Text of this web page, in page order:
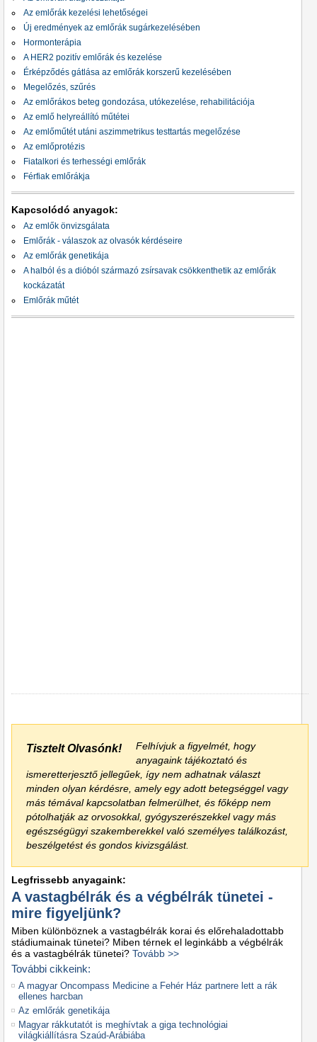
Az emlőrák kezelési lehetőségei
Új eredmények az emlőrák sugárkezelésében
Hormonterápia
A HER2 pozitív emlőrák és kezelése
Érképződés gátlása az emlőrák korszerű kezelésében
Megelőzés, szűrés
Az emlőrákos beteg gondozása, utókezelése, rehabilitációja
Az emlő helyreállító műtétei
Az emlőműtét utáni aszimmetrikus testtartás megelőzése
Az emlőprotézis
Fiatalkori és terhességi emlőrák
Férfiak emlőrákja
Kapcsolódó anyagok:
Az emlők önvizsgálata
Emlőrák - válaszok az olvasók kérdéseire
Az emlőrák genetikája
A halból és a dióból származó zsírsavak csökkenthetik az emlőrák
kockázatát
Emlőrák műtét
Tisztelt Olvasónk!
Felhívjuk a figyelmét, hogy
anyagaink tájékoztató és
ismeretterjesztő jellegűek, így nem adhatnak választ
minden olyan kérdésre, amely egy adott betegséggel vagy
más témával kapcsolatban felmerülhet, és főképp nem
pótolhatják az orvosokkal, gyógyszerészekkel vagy más
egészségügyi szakemberekkel való személyes találkozást,
beszélgetést és gondos kivizsgálást.
Legfrissebb anyagaink:
A vastagbélrák és a végbélrák tünetei -
mire figyeljünk?
Miben különböznek a vastagbélrák korai és előrehaladottabb
stádiumainak tünetei? Miben térnek el leginkább a végbélrák
és a vastagbélrák tünetei? Tovább >>
További cikkeink:
A magyar Oncompass Medicine a Fehér Ház partnere lett a rák
ellenes harcban
Az emlőrák genetikája
Magyar rákkutatót is meghívtak a giga technológiai
világkiállításra Szaúd-Arábiába